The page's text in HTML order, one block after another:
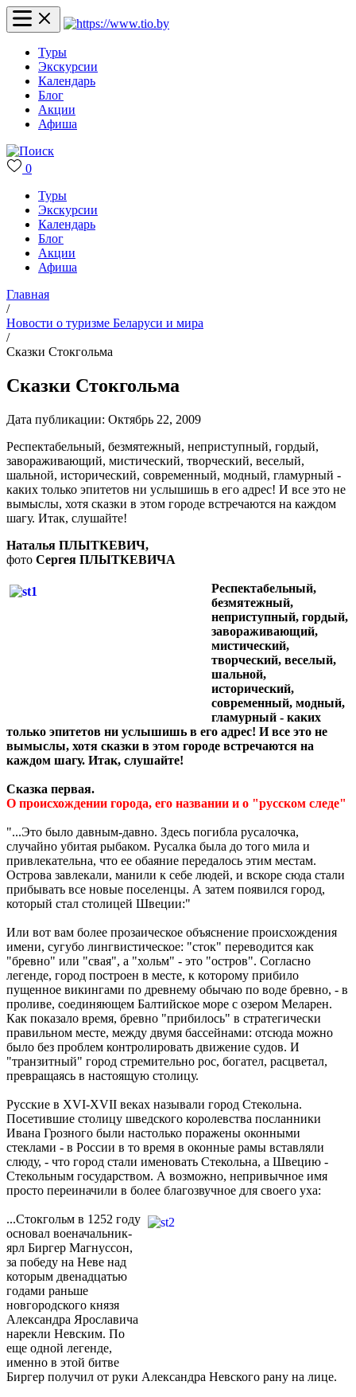
Туры
Экскурсии
Календарь
Блог
Акции
Афиша
0
Туры
Экскурсии
Календарь
Блог
Акции
Афиша
Главная
/
Новости о туризме Беларуси и мира
/
Сказки Стокгольма
Сказки Стокгольма
Дата публикации: Октябрь 22, 2009
Респектабельный, безмятежный, неприступный, гордый,
завораживающий, мистический, творческий, веселый,
шальной, исторический, современный, модный, гламурный -
каких только эпитетов ни услышишь в его адрес! И все это не
вымыслы, хотя сказки в этом городе встречаются на каждом
шагу. Итак, слушайте!
Наталья ПЛЫТКЕВИЧ,
фото Сергея ПЛЫТКЕВИЧА
Респектабельный,
безмятежный,
неприступный, гордый,
завораживающий,
мистический,
творческий, веселый,
шальной,
исторический,
современный, модный,
гламурный - каких
только эпитетов ни услышишь в его адрес! И все это не
вымыслы, хотя сказки в этом городе встречаются на
каждом шагу. Итак, слушайте!
Сказка первая.
О происхождении города, его названии и о "русском следе"
"...Это было давным-давно. Здесь погибла русалочка,
случайно убитая рыбаком. Русалка была до того мила и
привлекательна, что ее обаяние передалось этим местам.
Острова завлекали, манили к себе людей, и вскоре сюда стали
прибывать все новые поселенцы. А затем появился город,
который стал столицей Швеции:"
Или вот вам более прозаическое объяснение происхождения
имени, сугубо лингвистическое: "сток" переводится как
"бревно" или "свая", а "хольм" - это "остров". Согласно
легенде, город построен в месте, к которому прибило
пущенное викингами по древнему обычаю по воде бревно, - в
проливе, соединяющем Балтийское море с озером Меларен.
Как показало время, бревно "прибилось" в стратегически
правильном месте, между двумя бассейнами: отсюда можно
было без проблем контролировать движение судов. И
"транзитный" город стремительно рос, богател, расцветал,
превращаясь в настоящую столицу.
Русские в XVI-XVII веках называли город Стекольна.
Посетившие столицу шведского королевства посланники
Ивана Грозного были настолько поражены оконными
стеклами - в России в то время в оконные рамы вставляли
слюду, - что город стали именовать Стекольна, а Швецию -
Стекольным государством. А возможно, непривычное имя
просто переиначили в более благозвучное для своего уха:
...Стокгольм в 1252 году
основал военачальник-
ярл Биргер Магнуссон,
за победу на Неве над
которым двенадцатью
годами раньше
новгородского князя
Александра Ярославича
нарекли Невским. По
еще одной легенде,
именно в этой битве
Биргер получил от руки Александра Невского рану на лице.